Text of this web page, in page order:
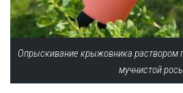
Опрыскивание крыжовника раствором
мучнистой